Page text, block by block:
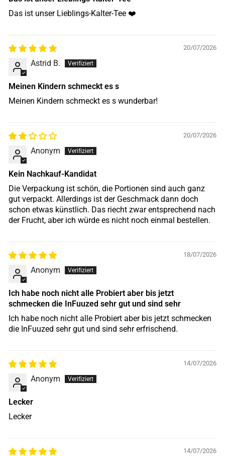
Das ist unser Lieblings-Kalter-Tee ❤️
20/07/2026
Astrid B.
Meinen Kindern schmeckt es s
Meinen Kindern schmeckt es s wunderbar!
20/07/2026
Anonym
Kein Nachkauf-Kandidat
Die Verpackung ist schön, die Portionen sind auch ganz
gut verpackt. Allerdings ist der Geschmack dann doch
schon etwas künstlich. Das riecht zwar entsprechend nach
der Frucht, aber ich würde es nicht noch einmal bestellen.
18/07/2026
Anonym
Ich habe noch nicht alle Probiert aber bis jetzt
schmecken die InFuuzed sehr gut und sind sehr
Ich habe noch nicht alle Probiert aber bis jetzt schmecken
die InFuuzed sehr gut und sind sehr erfrischend.
14/07/2026
Anonym
Lecker
Lecker
14/07/2026